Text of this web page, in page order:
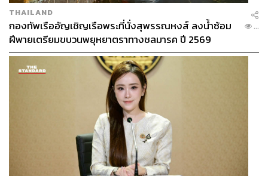
THAILAND
กองทัพเรืออัญเชิญเรือพระที่นั่งสุพรรณหงส์ ลงน้ำซ้อม
ฝีพายเตรียมขบวนพยุหยาตราทางชลมารค ปี 2569
...